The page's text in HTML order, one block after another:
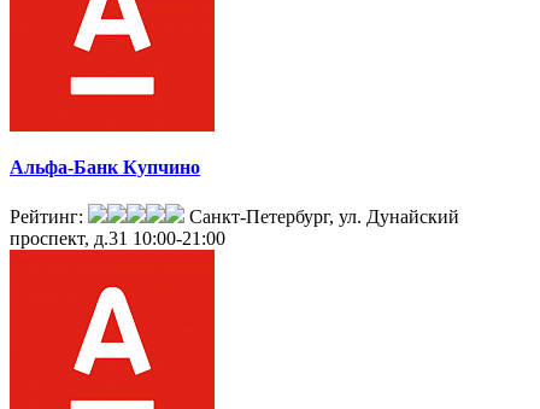
Альфа-Банк Купчино
Рейтинг:
Санкт-Петербург, ул. Дунайский
проспект, д.31 10:00-21:00